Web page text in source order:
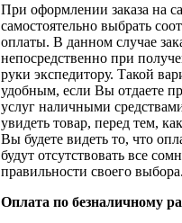
При оформлении заказа на
самостоятельно выбрать
оплаты. В данном случае
непосредственно при
руки экспедитору. Такой
удобным, если Вы отдаете
услуг наличными
увидеть товар, перед тем,
Вы будете видеть то, что
будут отсутствовать все
правильности своего выбора.
Оплата по безналичному